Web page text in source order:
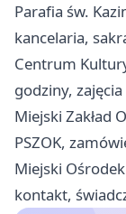
Parafia św.
kancelaria,
Centrum
godziny,
Miejski Zakład
PSZOK,
Miejski
kontakt,